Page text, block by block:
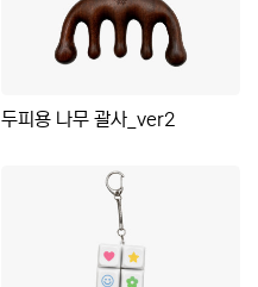
두피용 나무 괄사_ver2